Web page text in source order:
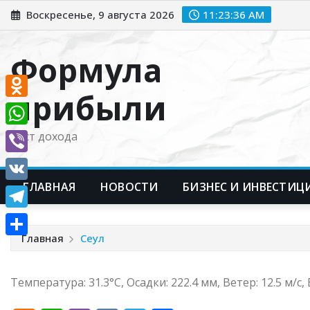
Перейти
к
Воскресенье, 9 августа 2026 11:23:37 AM
Формула
прибыли
Рост дохода
ГЛАВНАЯ НОВОСТИ БИЗНЕС И
Главная Сеул
Температура: 31.3°C, Осадки: 222.4 мм, Ветер: 12.5 м/с,
Odnoklassniki
WhatsApp
Viber
VK
Telegram
Отправить